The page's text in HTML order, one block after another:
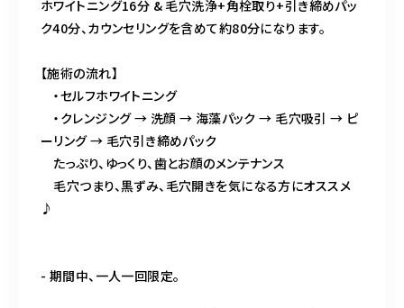
ホワイトニング16分 & 毛穴洗浄+角栓取り+引き締めパッ
ク40分、カウンセリングを含めて約80分になります。
【施術の流れ】
・セルフホワイトニング
・クレンジング → 洗顔 → 海藻パック → 毛穴吸引 → ピ
ーリング → 毛穴引き締めパック
たっぷり、ゆっくり、歯とお顔のメンテナンス
毛穴つまり、黒ずみ、毛穴開きを気になる方にオススメ
♪
- 期間中、一人一回限定。